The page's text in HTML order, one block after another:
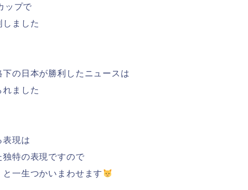
ップで
しました
の日本が勝利したニュースは
ました
表現は
特の表現ですので
一生つかいまわせます